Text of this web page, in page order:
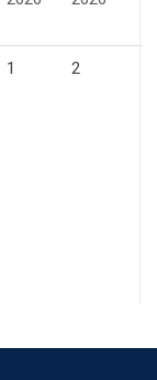
1 2